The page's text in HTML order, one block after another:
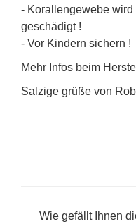
- Korallengewebe
geschädigt !
- Vor Kindern sichern !
Mehr Infos beim
Salzige grüße von
Wie gefällt Ihnen